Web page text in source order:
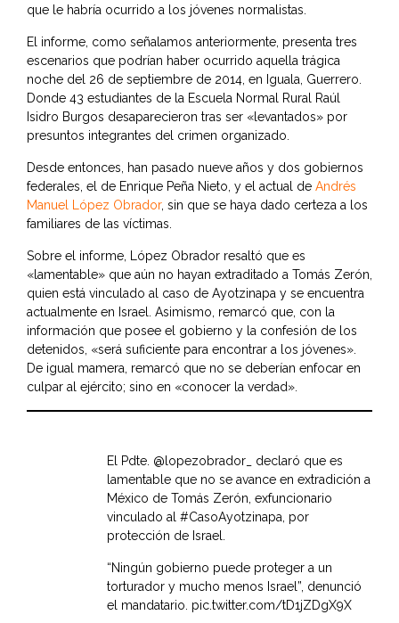
que le habría ocurrido a los jóvenes normalistas.
El informe, como señalamos anteriormente, presenta tres
escenarios que podrían haber ocurrido aquella trágica
noche del 26 de septiembre de 2014, en Iguala, Guerrero.
Donde 43 estudiantes de la Escuela Normal Rural Raúl
Isidro Burgos desaparecieron tras ser «levantados» por
presuntos integrantes del crimen organizado.
Desde entonces, han pasado nueve años y dos gobiernos
federales, el de Enrique Peña Nieto, y el actual de Andrés
Manuel López Obrador, sin que se haya dado certeza a los
familiares de las víctimas.
Sobre el informe, López Obrador resaltó que es
«lamentable» que aún no hayan extraditado a Tomás Zerón,
quien está vinculado al caso de Ayotzinapa y se encuentra
actualmente en Israel. Asimismo, remarcó que, con la
información que posee el gobierno y la confesión de los
detenidos, «será suficiente para encontrar a los jóvenes».
De igual mamera, remarcó que no se deberían enfocar en
culpar al ejército; sino en «conocer la verdad».
El Pdte. @lopezobrador_
declaró que es
lamentable que no se avance en extradición a
México de Tomás Zerón, exfuncionario
vinculado al #CasoAyotzinapa, por
protección de Israel.
“Ningún gobierno puede proteger a un
torturador y mucho menos Israel”, denunció
el mandatario. pic.twitter.com/tD1jZDgX9X